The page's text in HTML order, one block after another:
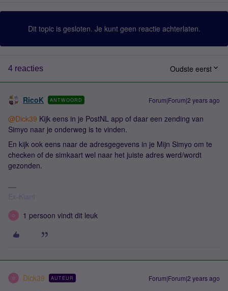
Dit topic is gesloten. Je kunt geen reactie achterlaten.
4 reacties Oudste eerst
RicoK ANTWOORD Forum|Forum|2 years ago
@Dick39 Kijk eens in je PostNL app of daar een zending van
Simyo naar je onderweg is te vinden.
En kijk ook eens naar de adresgegevens in je Mijn Simyo om te
checken of de simkaart wel naar het juiste adres werd/wordt
gezonden.
D 1 persoon vindt dit leuk
D Dick39 AUTEUR Forum|Forum|2 years ago